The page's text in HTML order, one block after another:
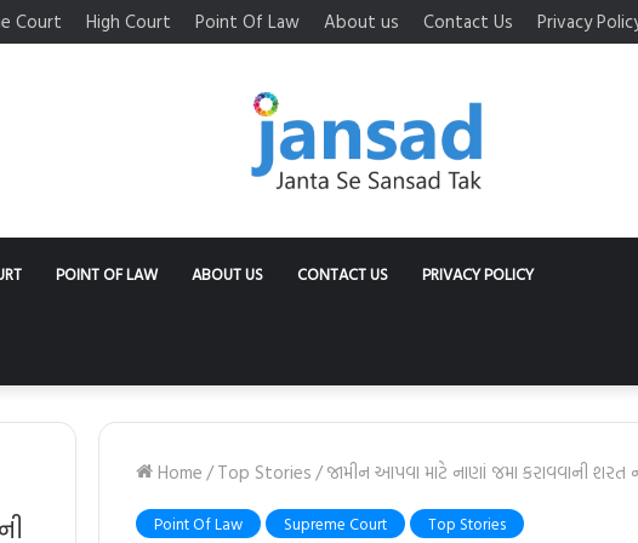
Court High Court Point Of Law About us Contact Us Privacy
POINT OF LAW ABOUT US CONTACT US PRIVACY POLICY
Home/Top Stories/જામીન આપવા માટે નાણાં જમા કરાવવાની શરત ન
Point Of Law Supreme Court Top Stories